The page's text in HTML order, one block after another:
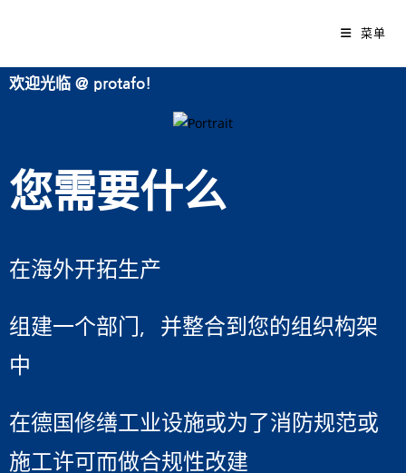
菜单
欢迎光临 @ protafo!
您需要什么
在海外开拓生产
组建一个部门，并整合到您的组织构架
中
在德国修缮工业设施或为了消防规范或
施工许可而做合规性改建